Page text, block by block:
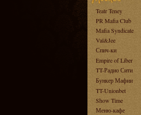
Teatr Teney
PR Mafia Club
Mafia Syndicate
Val&Jee
Спич-ки
Empire of Liber
TT-Радио Сити
Бункер Мафии
TT-Unionbet
Show Time
Меню-кафе